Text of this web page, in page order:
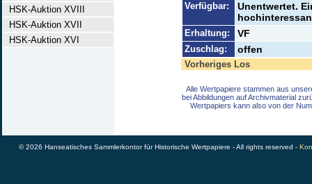
HSK-Auktion XVIII
HSK-Auktion XVII
HSK-Auktion XVI
Verfügbar:
Unentwertet.
Erhaltung: VF
Zuschlag: offen
Vorheriges Los
Alle Wertpapiere stammen aus
bei Abbildungen auf Archivmaterial
Wertpapiers kann also von der
© 2026 Hanseatisches Sammlerkontor für Historische Wertpapiere - All rights reserved -